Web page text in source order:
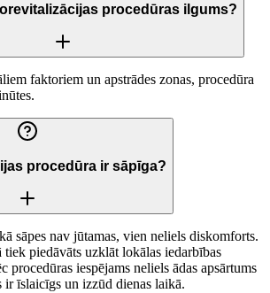
procedūras ilgums?
faktoriem un apstrādes zonas, procedūra
procedūra ir sāpīga?
sāpes nav jūtamas, vien neliels diskomforts.
tiek piedāvāts uzklāt lokālas iedarbības
procedūras iespējams neliels ādas apsārtums
ir īslaicīgs un izzūd dienas laikā.